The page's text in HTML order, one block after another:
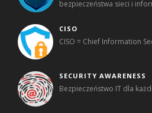
bezpieczeństwa sieci i
CISO
CISO = Chief Information
SECURITY AWARENESS
Bezpieczeństwo IT dla